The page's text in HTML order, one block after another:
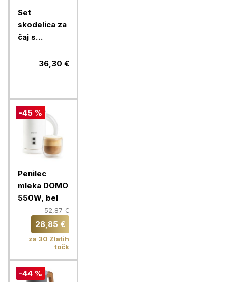
Set
skodelica za
čaj s
Pasabahce
kos, steklo
36,30 €
-45 %
Penilec
mleka DOMO
550W, bel
52,87 €
28,85 €
za 30 Zlatih
točk
-44 %